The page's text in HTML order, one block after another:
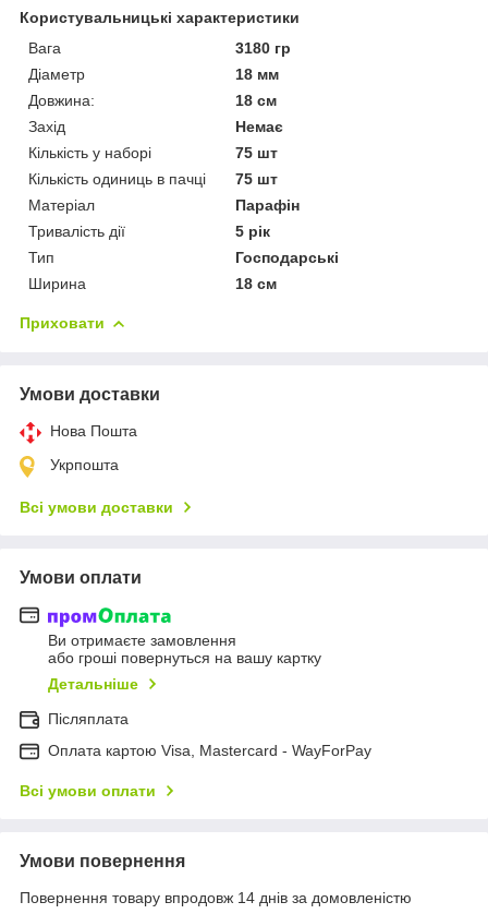
Користувальницькі характеристики
Вага
3180 гр
Діаметр
18 мм
Довжина:
18 см
Захід
Немає
Кількість у наборі
75 шт
Кількість одиниць в пачці
75 шт
Матеріал
Парафін
Тривалість дії
5 рік
Тип
Господарські
Ширина
18 см
Приховати
Умови доставки
Нова Пошта
Укрпошта
Всі умови доставки
Умови оплати
Ви отримаєте замовлення
або гроші повернуться на вашу картку
Детальніше
Післяплата
Оплата картою Visa, Mastercard - WayForPay
Всі умови оплати
Умови повернення
Повернення товару впродовж 14 днів за домовленістю